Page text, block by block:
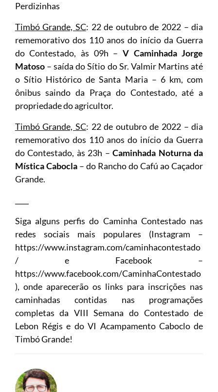
Perdizinhas
Timbó Grande, SC: 22 de outubro de 2022 – dia
rememorativo dos 110 anos do início da Guerra
do Contestado, às 09h – V Caminhada Jorge
Matoso– saída do Sítio do Sr. Valmir Martins até
o Sítio Histórico de Santa Maria – 6 km, com
ônibus saindo da Praça do Contestado, até a
propriedade do agricultor.
Timbó Grande, SC: 22 de outubro de 2022 – dia
rememorativo dos 110 anos do início da Guerra
do Contestado, às 23h –Caminhada Noturna da
Mística Cabocla– do Rancho do Cafú ao Caçador
Grande.
Siga alguns perfis do Caminha Contestado nas
redes sociais mais populares (Instagram –
https://www.instagram.com/caminhacontestado
/ e Facebook –
https://www.facebook.com/CaminhaContestado
), onde aparecerão os links para inscrições nas
caminhadas contidas nas programações
completas da VIII Semana do Contestado de
Lebon Régis e do VI Acampamento Caboclo de
Timbó Grande!